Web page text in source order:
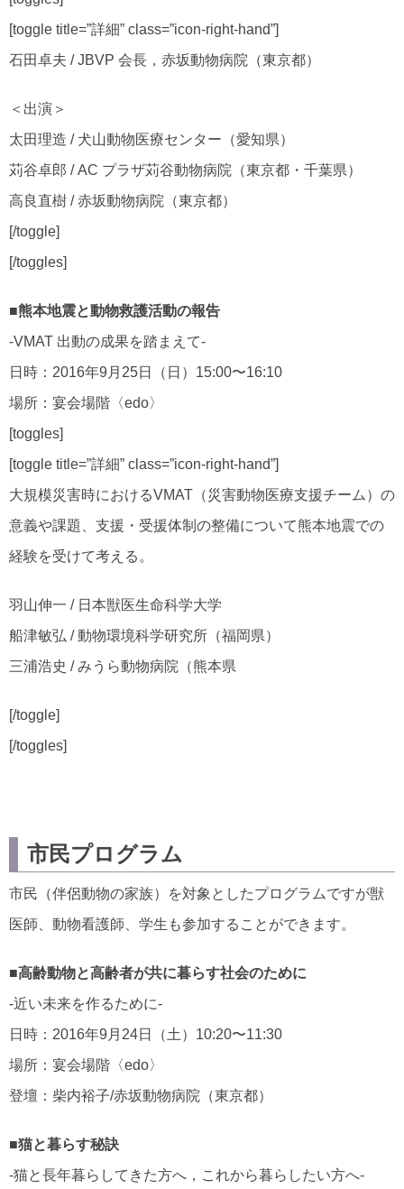
[toggle title=”詳細” class=”icon-right-hand”]
石田卓夫 / JBVP 会長，赤坂動物病院（東京都）
＜出演＞
太田理造 / 犬山動物医療センター（愛知県）
苅谷卓郎 / AC プラザ苅谷動物病院（東京都・千葉県）
高良直樹 / 赤坂動物病院（東京都）
[/toggle]
[/toggles]
■熊本地震と動物救護活動の報告
‐VMAT 出動の成果を踏まえて‐
日時：2016年9月25日（日）15:00〜16:10
場所：宴会場階〈edo〉
[toggles]
[toggle title=”詳細” class=”icon-right-hand”]
大規模災害時におけるVMAT（災害動物医療支援チーム）の
意義や課題、支援・受援体制の整備について熊本地震での
経験を受けて考える。
羽山伸一 / 日本獣医生命科学大学
船津敏弘 / 動物環境科学研究所（福岡県）
三浦浩史 / みうら動物病院（熊本県
[/toggle]
[/toggles]
市民プログラム
市民（伴侶動物の家族）を対象としたプログラムですが獣
医師、動物看護師、学生も参加することができます。
■高齢動物と高齢者が共に暮らす社会のために
‐近い未来を作るために‐
日時：2016年9月24日（土）10:20〜11:30
場所：宴会場階〈edo〉
登壇：柴内裕子/赤坂動物病院（東京都）
■猫と暮らす秘訣
‐猫と長年暮らしてきた方へ，これから暮らしたい方へ‐